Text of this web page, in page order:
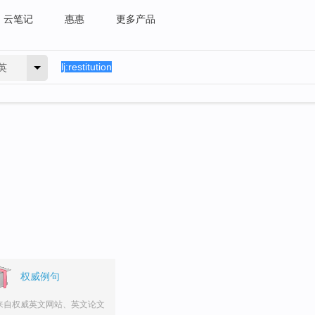
云笔记 惠惠 更多产品
权威例句
自权威英文网站、英文论文